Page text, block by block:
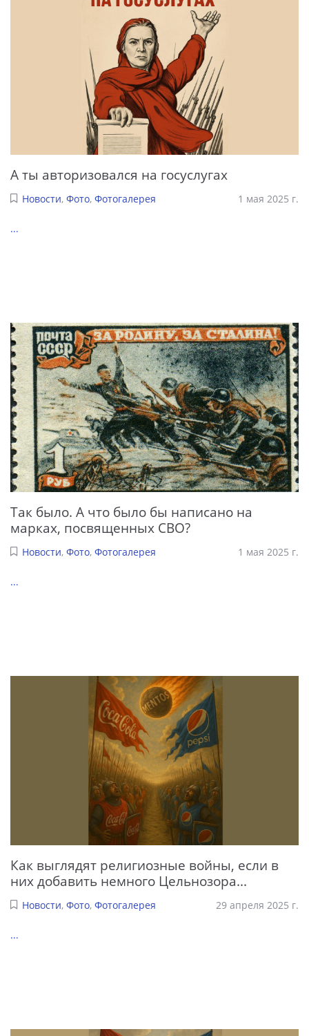
А ты авторизовался на госуслугах
Новости, Фото, Фотогалерея 1 мая 2025 г.
...
Так было. А что было бы написано на
марках, посвященных СВО?
Новости, Фото, Фотогалерея 1 мая 2025 г.
...
Как выглядят религиозные войны, если в
них добавить немного Цельнозора...
Новости, Фото, Фотогалерея 29 апреля 2025 г.
...